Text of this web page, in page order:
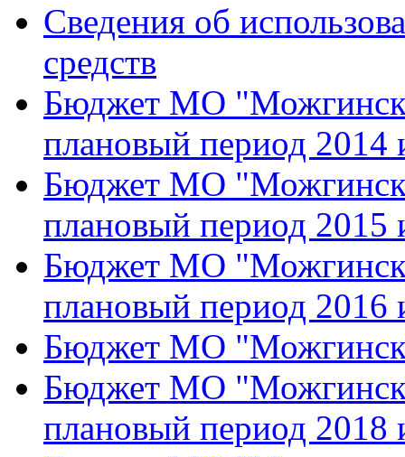
Сведения об
средств
Бюджет МО
плановый период 2014
Бюджет МО
плановый период 2015
Бюджет МО
плановый период 2016
Бюджет МО
Бюджет МО
плановый период 2018